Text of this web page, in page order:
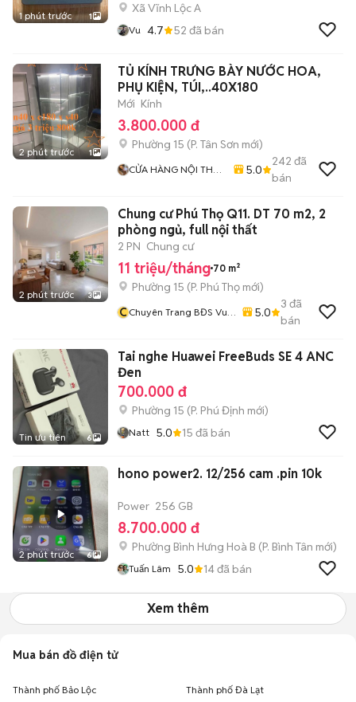
1 phút trước 1
Xã Vĩnh Lộc A
Vu 4.7 52 đã bán
2 phút trước 1
TỦ KÍNH TRƯNG BÀY NƯỚC HOA,
PHỤ KIỆN, TÚI,..40X180
Mới Kính
3.800.000 đ
Phường 15 (P. Tân Sơn mới)
CỬA HÀNG NỘI THẤT
5.0
242 đã
bán
2 phút trước 3
Chung cư Phú Thọ Q11. DT 70 m2, 2
phòng ngủ, full nội thất
2 PN Chung cư
11 triệu/tháng 70 m²
Phường 15 (P. Phú Thọ mới)
CChuyên Trang BĐS Vu
5.0
3 đã
bán
Tin ưu tiên 6
Tai nghe Huawei FreeBuds SE 4 ANC
Đen
700.000 đ
Phường 15 (P. Phú Định mới)
Natt 5.0 15 đã bán
2 phút trước 6
hono power2. 12/256 cam .pin 10k
Power 256 GB
8.700.000 đ
Phường Bình Hưng Hoà B (P. Bình Tân mới)
Tuấn Lâm 5.0 14đã bán
Xem thêm
Mua bán đồ điện tử
Thành phố Bảo Lộc Thành phố Đà Lạt